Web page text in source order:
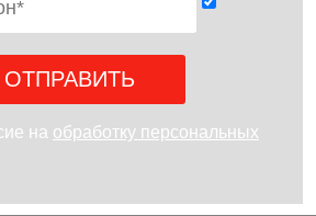
на обработку персональных